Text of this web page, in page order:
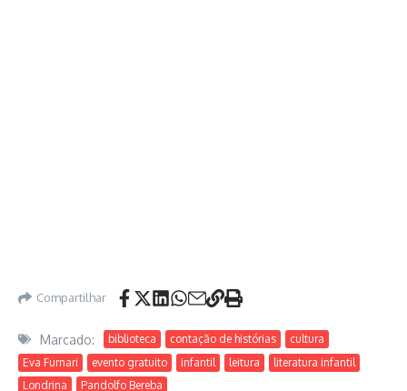
Compartilhar
Marcado: biblioteca contação de histórias
cultura
Eva Furnari
evento gratuito infantil leitura
literatura infantil
Londrina
Pandolfo Bereba